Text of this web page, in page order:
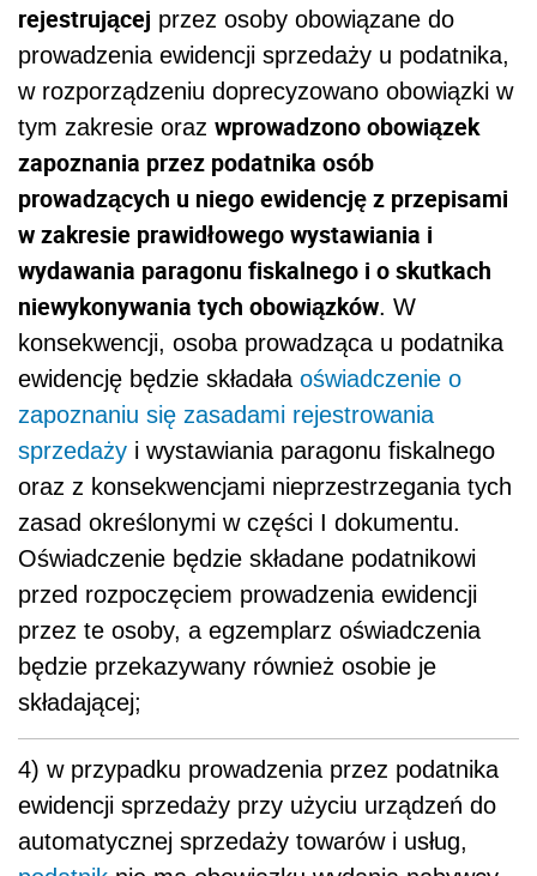
rejestrującej przez osoby obowiązane do
prowadzenia ewidencji sprzedaży u podatnika,
w rozporządzeniu doprecyzowano obowiązki w
tym zakresie oraz wprowadzono obowiązek
zapoznania przez podatnika osób
prowadzących u niego ewidencję z przepisami
w zakresie prawidłowego wystawiania i
wydawania paragonu fiskalnego i o skutkach
niewykonywania tych obowiązków. W
konsekwencji, osoba prowadząca u podatnika
ewidencję będzie składała oświadczenie o
zapoznaniu się zasadami rejestrowania
sprzedaży i wystawiania paragonu fiskalnego
oraz z konsekwencjami nieprzestrzegania tych
zasad określonymi w części I dokumentu.
Oświadczenie będzie składane podatnikowi
przed rozpoczęciem prowadzenia ewidencji
przez te osoby, a egzemplarz oświadczenia
będzie przekazywany również osobie je
składającej;
4) w przypadku prowadzenia przez podatnika
ewidencji sprzedaży przy użyciu urządzeń do
automatycznej sprzedaży towarów i usług,